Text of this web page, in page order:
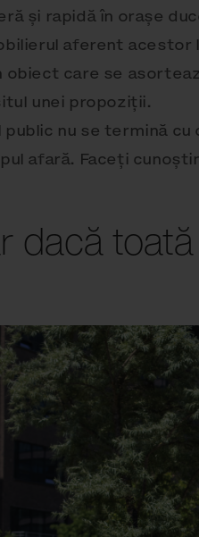
și rapidă în orașe
aferent
care se
unei propoziții.
nu se termină
afară. Faceți
dacă